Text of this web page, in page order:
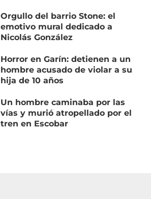
Orgullo del barrio Stone: el
emotivo mural dedicado a
Nicolás González
Horror en Garín: detienen a un
hombre acusado de violar a su
hija de 10 años
Un hombre caminaba por las
vías y murió atropellado por el
tren en Escobar